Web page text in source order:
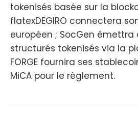
tokenisés basée sur la
flatexDEGIRO connectera
européen ; SocGen émettra
structurés tokenisés via la
FORGE fournira ses
MiCA pour le règlement.